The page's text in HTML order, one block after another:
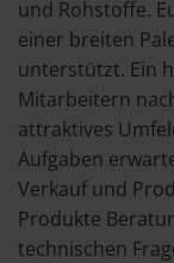
und Rohstoffe.
einer breiten
unterstützt. Ein
Mitarbeitern
attraktives
Aufgaben
Verkauf und
Produkte
technischen